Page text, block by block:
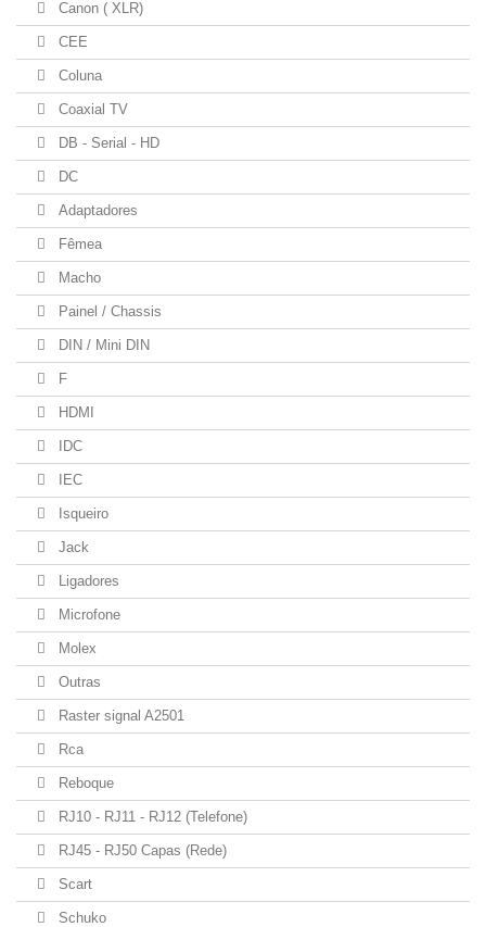
Canon ( XLR)
CEE
Coluna
Coaxial TV
DB - Serial - HD
DC
Adaptadores
Fêmea
Macho
Painel / Chassis
DIN / Mini DIN
F
HDMI
IDC
IEC
Isqueiro
Jack
Ligadores
Microfone
Molex
Outras
Raster signal A2501
Rca
Reboque
RJ10 - RJ11 - RJ12 (Telefone)
RJ45 - RJ50 Capas (Rede)
Scart
Schuko